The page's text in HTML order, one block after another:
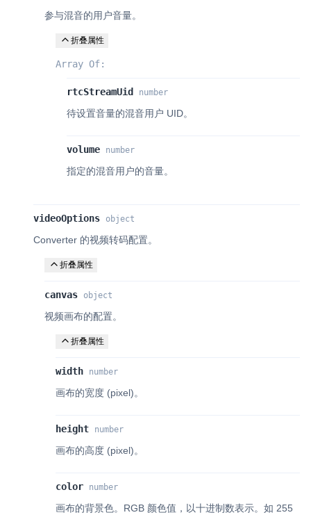
参与混音的用户音量。
折叠属性
Array Of:
rtcStreamUid number
待设置音量的混音用户 UID。
volume number
指定的混音用户的音量。
videoOptions object
Converter 的视频转码配置。
折叠属性
canvas object
视频画布的配置。
折叠属性
width number
画布的宽度 (pixel)。
height number
画布的高度 (pixel)。
color number
画布的背景色。RGB 颜色值，以十进制数表示。如 255